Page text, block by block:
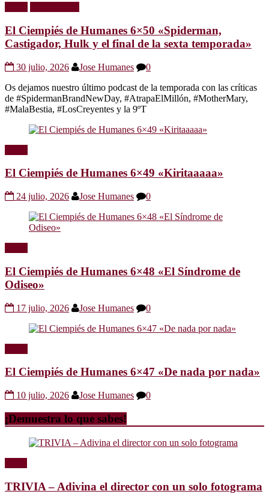
El Ciempiés de Humanes 6×50 «Spiderman,
Castigador, Hulk y el final de la sexta temporada»
30 julio, 2026 Jose Humanes
0
Os dejamos nuestro último podcast de la temporada con las críticas
de #SpidermanBrandNewDay, #AtrapaElMillón, #MotherMary,
#MalaBestia, #LosCreyentes y la 9ºT
El Ciempiés de Humanes 6×49 «Kiritaaaaa»
24 julio, 2026 Jose Humanes 0
El Ciempiés de Humanes 6×48 «El Síndrome de
Odiseo»
17 julio, 2026 Jose Humanes 0
El Ciempiés de Humanes 6×47 «De nada por nada»
10 julio, 2026 Jose Humanes 0
¡Demuestra lo que sabes!
TRIVIA – Adivina el director con un solo fotograma